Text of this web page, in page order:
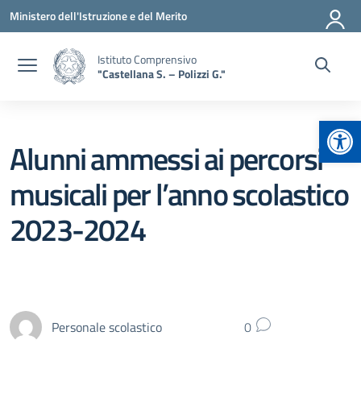
Vai ai contenuti
Vai al menu di navigazione
Vai al footer
Ministero dell'Istruzione e del Merito
Istituto Comprensivo
"Castellana S. – Polizzi G."
Alunni ammessi ai percorsi
musicali per l’anno scolastico
2023-2024
Personale scolastico 0